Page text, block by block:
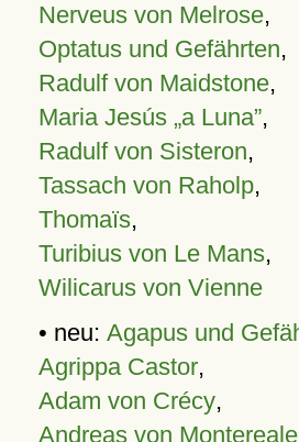
Nerveus von Melrose,
Optatus und Gefährten,
Radulf von Maidstone,
Maria Jesús „a Luna”,
Radulf von Sisteron,
Tassach von Raholp,
Thomaïs,
Turibius von Le Mans,
Wilicarus von Vienne
• neu: Agapus und
Agrippa Castor,
Adam von Crécy,
Andreas von Montereale